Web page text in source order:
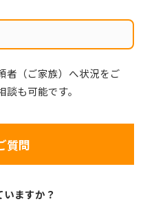
者（ご家族）へ状況をご
も可能です。
質問
ますか？